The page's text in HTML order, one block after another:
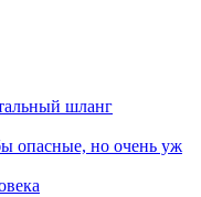
шланг
опасные, но очень уж